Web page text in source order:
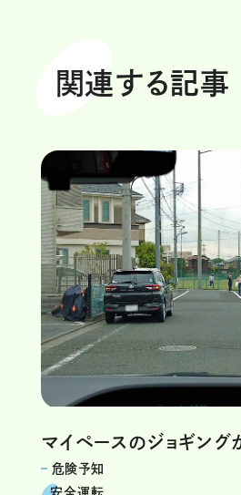
関連する記事
マイペースのジョギング
危険予知